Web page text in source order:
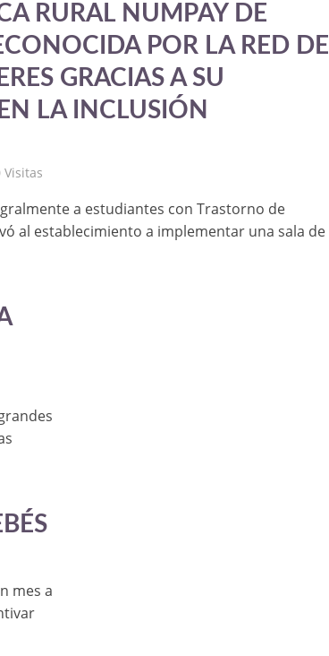
RURAL NUMPAY DE
POR LA RED DE
GRACIAS A SU
LA INCLUSIÓN
Visitas
a estudiantes con Trastorno de
al establecimiento a implementar una sala de
mes a